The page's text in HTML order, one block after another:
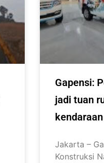
Gapensi:
jadi tuan
Jakarta –
Konstruksi